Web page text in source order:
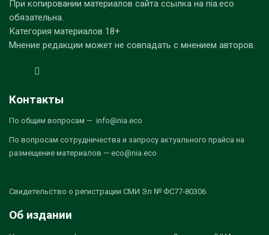
При копировании материалов сайта ссылка на nia.eco
обязательна.
Категория материалов 18+
Мнение редакции может не совпадать с мнением авторов.
Контакты
По общим вопросам — info@nia.eco
По вопросам сотрудничества и запросу актуального прайса на
размещение материалов — eco@nia.eco
Свидетельство о регистрации СМИ Эл № ФС77-80306
Об издании